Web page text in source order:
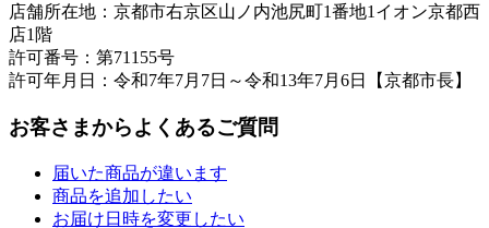
店舗所在地：京都市右京区山ノ内池尻町1番地1イオン京都西
店1階
許可番号：第71155号
許可年月日：令和7年7月7日～令和13年7月6日【京都市長】
お客さまからよくあるご質問
届いた商品が違います
商品を追加したい
お届け日時を変更したい